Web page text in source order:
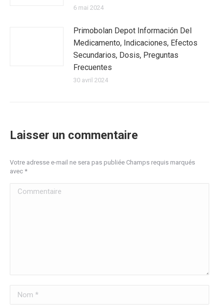
6 mai 2024
Primobolan Depot Información Del
Medicamento, Indicaciones, Efectos
Secundarios, Dosis, Preguntas
Frecuentes
30 avril 2024
Laisser un commentaire
Votre adresse e-mail ne sera pas publiée Champs requis marqués
avec *
Commentaire
Nom *